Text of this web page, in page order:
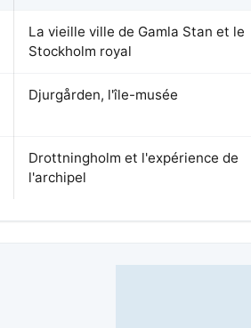
La vieille ville de Gamla Stan et le
Stockholm royal
Djurgården, l'île-musée
Drottningholm et l'expérience de
l'archipel